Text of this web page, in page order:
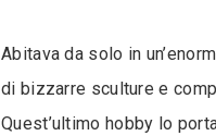
Abitava da solo in
di bizzarre sculture e
Quest’ultimo hobby lo